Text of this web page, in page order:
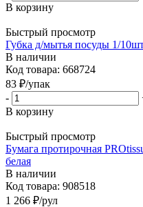
В корзину
Быстрый просмотр
Губка д/мытья посуды 1/
В наличии
Код товара: 668724
83 ₽/упак
-
В корзину
Быстрый просмотр
Бумага протирочная
белая
В наличии
Код товара: 908518
1 266 ₽/рул